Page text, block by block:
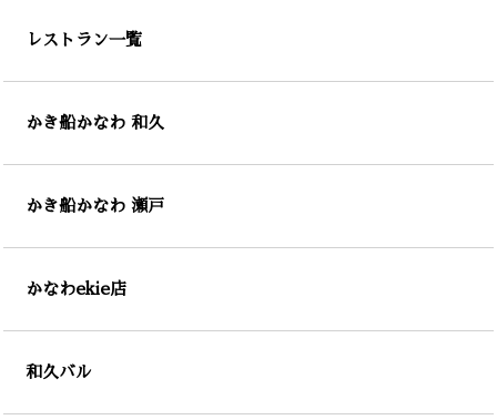
レストラン一覧
かき船かなわ 和久
かき船かなわ 瀬戸
かなわekie店
和久バル